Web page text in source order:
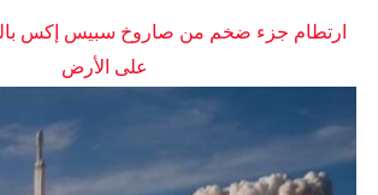
ارتطام جزء ضخم من صاروخ سبيس إكس
على الأرض